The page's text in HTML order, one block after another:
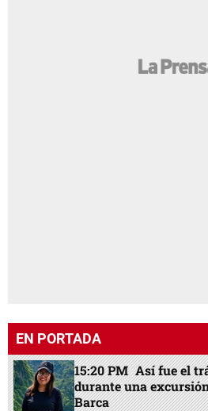
EN PORTADA
15:20 PM Así fue el
durante una
Barca